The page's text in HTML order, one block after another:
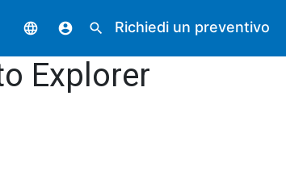
language account_circle search Richiedi un preventivo
Explorer